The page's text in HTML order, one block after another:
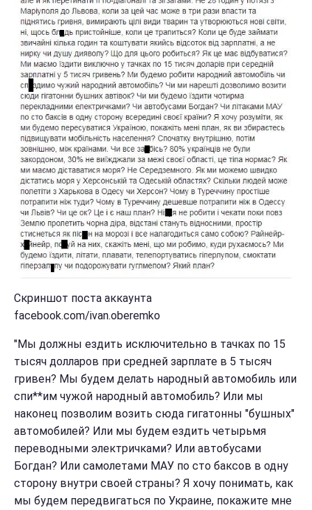
Скриншот поста аккаунта
facebook.com/ivan.oberemko
"Мы должны ездить исключительно в тачках по 15
тысяч долларов при средней зарплате в 5 тысяч
гривен? Мы будем делать народный автомобиль или
спи**им чужой народный автомобиль? Или мы
наконец позволим возить сюда гигатонны "бушных"
автомобилей? Или мы будем ездить четырьмя
переводными электричками? Или автобусами
Богдан? Или самолетами МАУ по сто баксов в одну
сторону внутри своей страны? Я хочу понимать, как
мы будем передвигаться по Украине, покажите мне